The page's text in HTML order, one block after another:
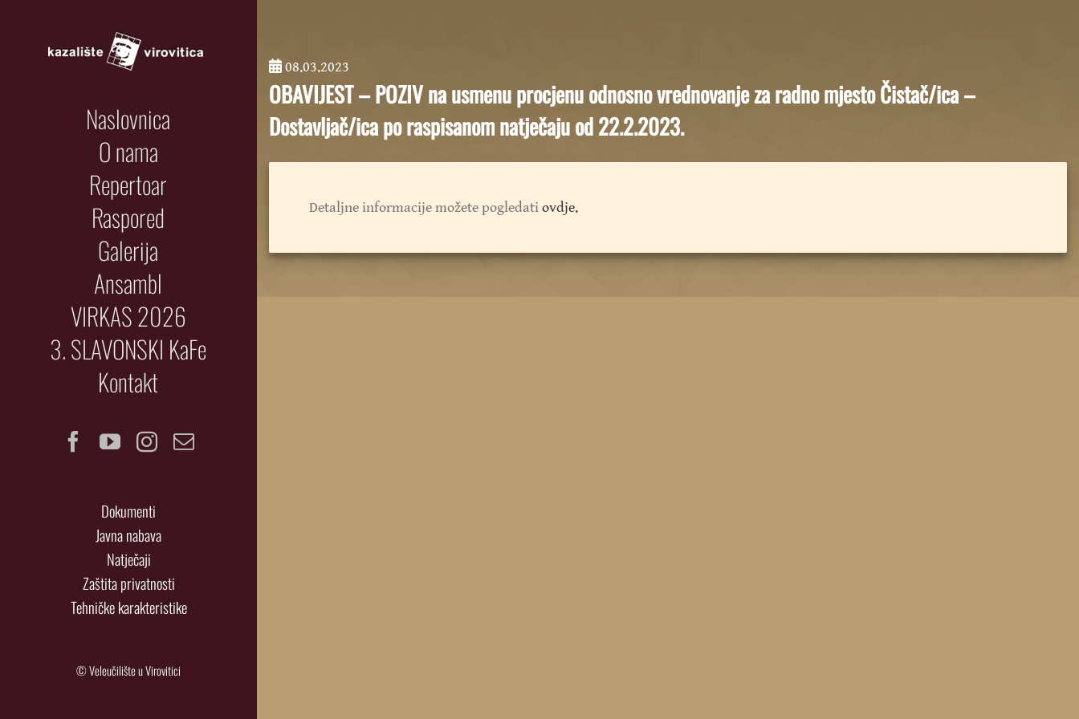
Naslovnica
O nama
Repertoar
Raspored
Galerija
Ansambl
VIRKAS 2026
3. SLAVONSKI KaFe
Kontakt
Facebook
YouTubeInstagram
Email
Dokumenti
Javna nabava
Natječaji
Zaštita privatnosti
Tehničke karakteristike
© Veleučilište u Virovitici
08.03.2023;
OBAVIJEST – POZIV na usmenu procjenu odnosno vrednovanje za radno mjesto Čistač/ica –
Dostavljač/ica po raspisanom natječaju od 22.2.2023.
Detaljne informacije možete pogledatiovdje.